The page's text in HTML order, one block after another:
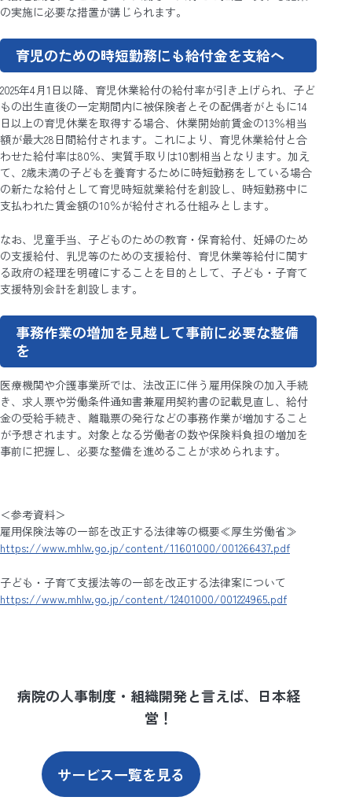
の実施に必要な措置が講じられます。
育児のための時短勤務にも給付金を支給へ
2025年4月1日以降、育児休業給付の給付率が引き上げられ、子ど
もの出生直後の一定期間内に被保険者とその配偶者がともに14
日以上の育児休業を取得する場合、休業開始前賃金の13％相当
額が最大28日間給付されます。これにより、育児休業給付と合
わせた給付率は80％、実質手取りは10割相当となります。加え
て、2歳未満の子どもを養育するために時短勤務をしている場合
の新たな給付として育児時短就業給付を創設し、時短勤務中に
支払われた賃金額の10％が給付される仕組みとします。
なお、児童手当、子どものための教育・保育給付、妊婦のため
の支援給付、乳児等のための支援給付、育児休業等給付に関す
る政府の経理を明確にすることを目的として、子ども・子育て
支援特別会計を創設します。
事務作業の増加を見越して事前に必要な整備
を
医療機関や介護事業所では、法改正に伴う雇用保険の加入手続
き、求人票や労働条件通知書兼雇用契約書の記載見直し、給付
金の受給手続き、離職票の発行などの事務作業が増加すること
が予想されます。対象となる労働者の数や保険料負担の増加を
事前に把握し、必要な整備を進めることが求められます。
＜参考資料＞
雇用保険法等の一部を改正する法律等の概要≪厚生労働省≫
https://www.mhlw.go.jp/content/11601000/001266437.pdf
子ども・子育て支援法等の一部を改正する法律案について
https://www.mhlw.go.jp/content/12401000/001224965.pdf
病院の人事制度・組織開発と言えば、日本経
営！
サービス一覧を見る